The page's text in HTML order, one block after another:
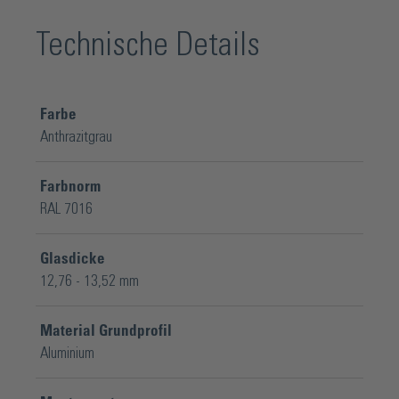
liegende Schrauben
einfach demontiert werden
Klick-System
Geringe Anzahl der
Verschraubungen: 4 pro Seite
Filigrane Profile durch geringe
Einbautiefe
Technische Details
Farbe
Anthrazitgrau
Farbnorm
RAL 7016
Glasdicke
12,76 - 13,52 mm
Material Grundprofil
Aluminium